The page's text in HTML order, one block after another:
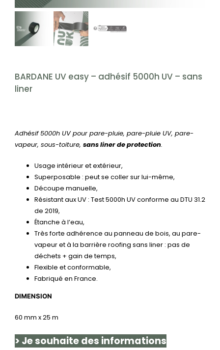
CONTACT
BARDANE UV easy – adhésif 5000h UV – sans
liner
Adhésif 5000h UV pour pare-pluie, pare-pluie UV, pare-
vapeur, sous-toiture, sans liner de protection.
Usage intérieur et extérieur,
Superposable : peut se coller sur lui-même,
Découpe manuelle,
Résistant aux UV : Test 5000h UV conforme au DTU 31.2
de 2019,
Étanche à l’eau,
Très forte adhérence au panneau de bois, au pare-
vapeur et à la barrière roofing sans liner : pas de
déchets + gain de temps,
Flexible et conformable,
Fabriqué en France.
DIMENSION
60 mm x 25 m
> Je souhaite des informations